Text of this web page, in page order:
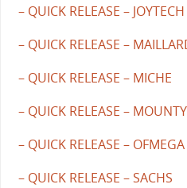
– QUICK RELEASE – JOYTECH
– QUICK RELEASE –
– QUICK RELEASE – MICHE
– QUICK RELEASE – MOUNTY
– QUICK RELEASE – OFMEGA
– QUICK RELEASE – SACHS